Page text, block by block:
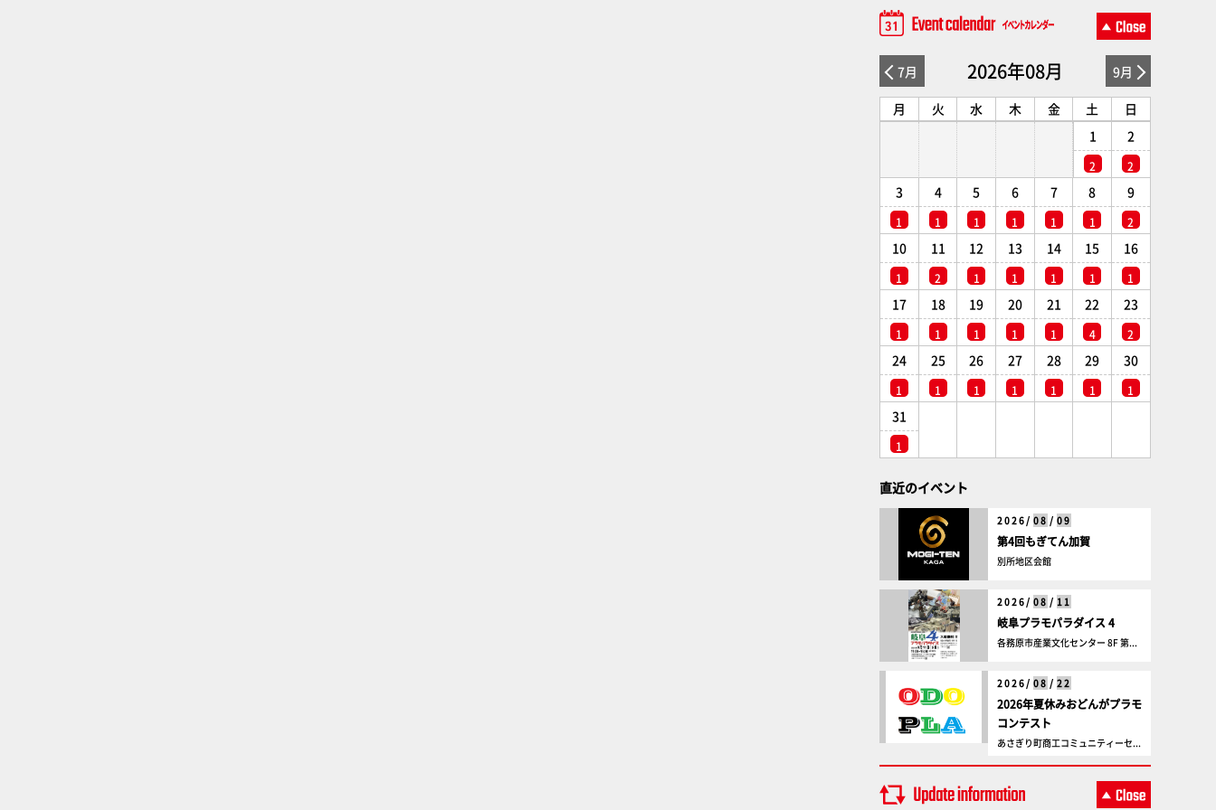
7月 2026年08月 9月
月 火 水 木 金 土
日
1
2
2
2
3
1
4
1
5
1
6
1
7
1
8
1
9
2
10
1
11
2
12
1
13
1
14
1
15
1
16
1
17
1
18
1
19
1
20
1
21
1
22
4
23
2
24
1
25
1
26
1
27
1
28
1
29
1
30
1
31
1
直近のイベント
2026/ 08 / 09
第4回もぎてん加賀
別所地区会館
2026/ 08 / 11
岐阜プラモパラダイス 4
各務原市産業文化センター 8F 第...
2026/ 08 / 22
2026年夏休みおどんがプラモ
コンテスト
あさぎり町商工コミュニティーセ...